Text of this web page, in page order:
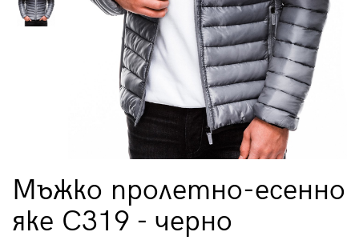
Мъжко пролетно-есенно
яке C319 - черно